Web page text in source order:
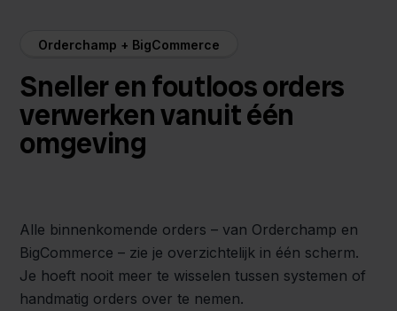
Orderchamp + BigCommerce
Sneller en foutloos orders
verwerken vanuit één
omgeving
Alle binnenkomende orders – van Orderchamp en
BigCommerce – zie je overzichtelijk in één scherm.
Je hoeft nooit meer te wisselen tussen systemen of
handmatig orders over te nemen.